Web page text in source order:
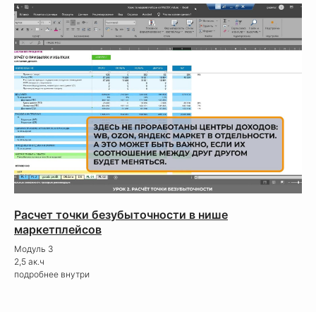
Расчет точки безубыточности в нише
маркетплейсов
Модуль 3
2,5 ак.ч
подробнее внутри